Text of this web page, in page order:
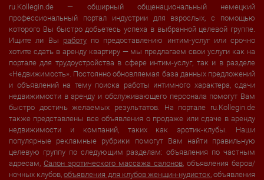
ru.Kollegin.de — обширный общенациональный немецкий
профессиональный портал индустрии для взрослых, с помощью
которого Вы быстро добьетесь успеха в выбранной целевой группе.
Ищите ли Вы работупо предоставлению интим-услуг или срочно
хотите сдать в аренду квартиру — мы предлагаем свои услуги как на
портале для трудоустройства в сфере интим-услуг, так и в разделе
«Недвижимость». Постоянно обновляемая база данных предложений
и объявлений на тему поиска работы интимного характера, сдачи
недвижимости в аренду и обслуживающего персонала помогут Вам
быстро достичь желаемых результатов. На портале ru.Kollegin.de
также представлены все объявления о продаже или сдаче в аренду
недвижимости и компаний, таких как эротик-клубы. Наши
популярные рекламные рубрики помогут Вам найти правильную
целевую группу по следующим разделам: объявления по частным
адресам, Салон эротического массажа салонов , объявления баров/
ночных клубов,объявления для клубов женщин-нудисток , объявления